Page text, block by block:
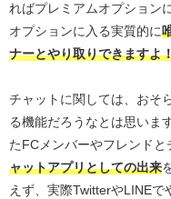
ればプレミアムオプション
オプションに入る実質的に
ナーとやり取りできますよ
チャットに関しては、おそ
る機能だろうなとは思いま
たFCメンバーやフレンドと
ャットアプリとしての出来
えず、実際TwitterやLINE